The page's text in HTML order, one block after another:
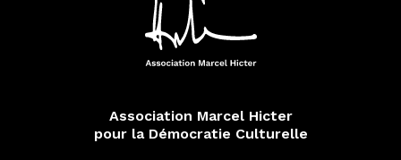
Association Marcel Hicter
pour la Démocratie Culturelle